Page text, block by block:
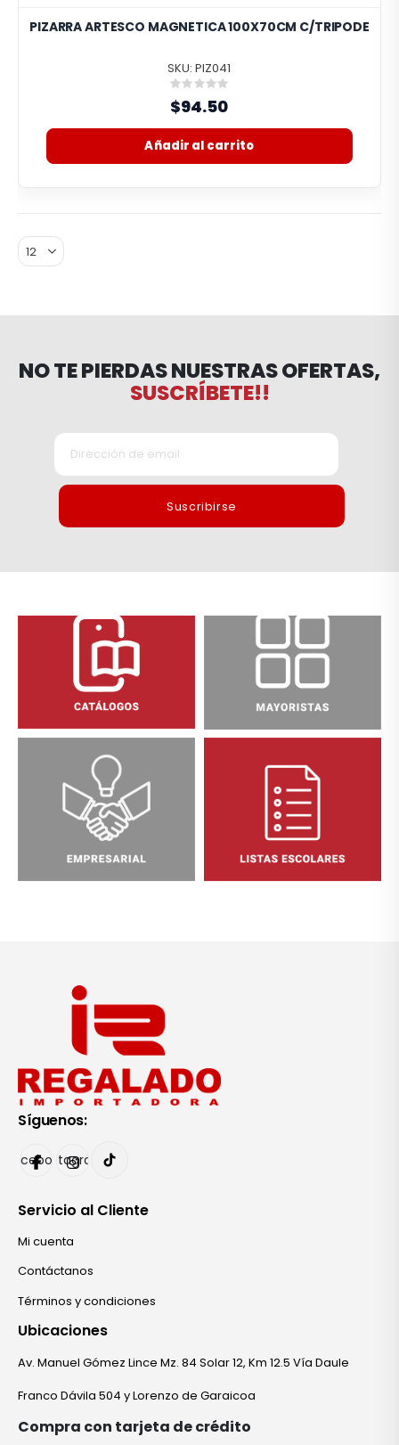
PIZARRA ARTESCO MAGNETICA 100X70CM C/TRIPODE
SKU: PIZ041
Rating:
0%
$94.50
Añadir al carrito
NO TE PIERDAS NUESTRAS OFERTAS,
SUSCRÍBETE!!
Suscribirse
Síguenos:
FacebookInstagram
Servicio al Cliente
Mi cuenta
Contáctanos
Términos y condiciones
Ubicaciones
Av. Manuel Gómez Lince Mz. 84 Solar 12, Km 12.5 Vía Daule
Franco Dávila 504 y Lorenzo de Garaicoa
Compra con tarjeta de crédito